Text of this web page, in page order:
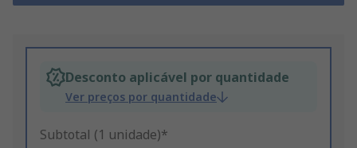
Desconto aplicável por quantidade
Ver preços por quantidade
Subtotal (1 unidade)*